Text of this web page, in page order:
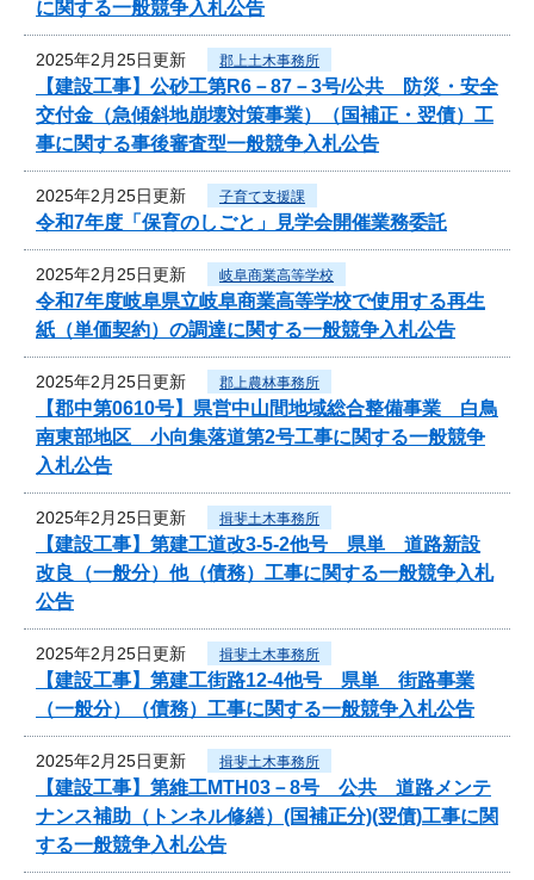
に関する一般競争入札公告
2025年2月25日更新 郡上土木事務所
【建設工事】公砂工第R6－87－3号/公共 防災・安全
交付金（急傾斜地崩壊対策事業）（国補正・翌債）工
事に関する事後審査型一般競争入札公告
2025年2月25日更新 子育て支援課
令和7年度「保育のしごと」見学会開催業務委託
2025年2月25日更新 岐阜商業高等学校
令和7年度岐阜県立岐阜商業高等学校で使用する再生
紙（単価契約）の調達に関する一般競争入札公告
2025年2月25日更新 郡上農林事務所
【郡中第0610号】県営中山間地域総合整備事業 白鳥
南東部地区 小向集落道第2号工事に関する一般競争
入札公告
2025年2月25日更新 揖斐土木事務所
【建設工事】第建工道改3-5-2他号 県単 道路新設
改良（一般分）他（債務）工事に関する一般競争入札
公告
2025年2月25日更新 揖斐土木事務所
【建設工事】第建工街路12-4他号 県単 街路事業
（一般分）（債務）工事に関する一般競争入札公告
2025年2月25日更新 揖斐土木事務所
【建設工事】第維工MTH03－8号 公共 道路メンテ
ナンス補助（トンネル修繕）(国補正分)(翌債)工事に関
する一般競争入札公告